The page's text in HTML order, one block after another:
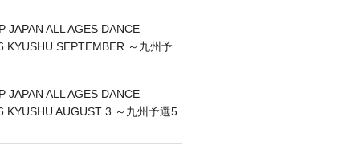
JAPAN ALL AGES DANCE
KYUSHU SEPTEMBER ～九州予
JAPAN ALL AGES DANCE
KYUSHU AUGUST 3 ～九州予選5